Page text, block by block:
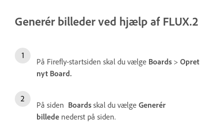
Generér billeder ved hjælp af FLUX.2
På Firefly-startsiden skal du vælge Boards > Opret
nyt Board.
På siden Boards skal du vælge Generér
billede nederst på siden.